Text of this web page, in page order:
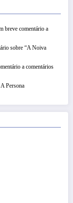
breve comentário a
sobre “A Noiva
a comentários
Persona